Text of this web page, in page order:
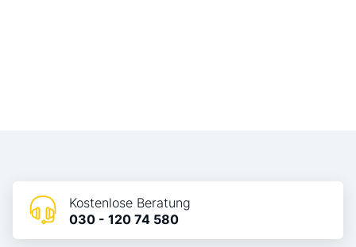
Kostenlose Beratung
030 - 120 74 580